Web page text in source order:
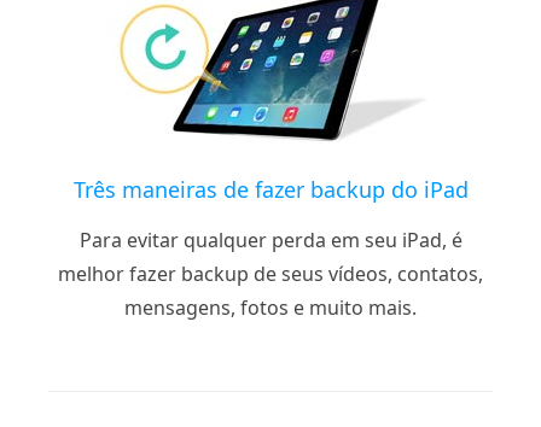
Três maneiras de fazer backup do iPad
Para evitar qualquer perda em seu iPad, é
melhor fazer backup de seus vídeos, contatos,
mensagens, fotos e muito mais.